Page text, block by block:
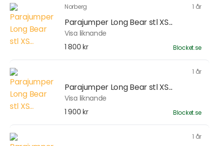
Norberg 1 år
Parajumper Long Bear stl XS...
Visa liknande
1 800 kr
Blocket.se
1 år
Parajumper Long Bear stl XS...
Visa liknande
1 900 kr
Blocket.se
1 år